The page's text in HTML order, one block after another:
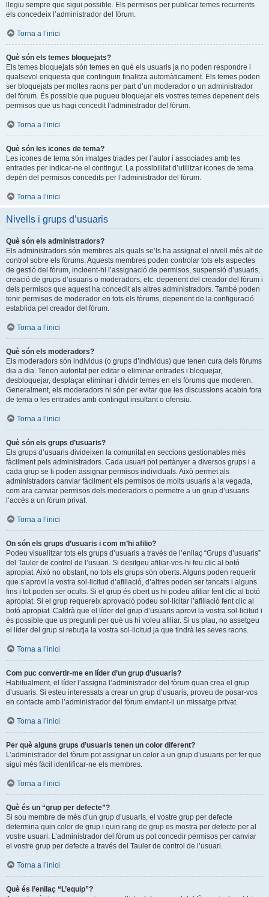
llegiu sempre que sigui possible. Els permisos per publicar temes recurrents
els concedeix l’administrador del fòrum.
Torna a l’inici
Què són els temes bloquejats?
Els temes bloquejats són temes en què els usuaris ja no poden respondre i
qualsevol enquesta que continguin finalitza automàticament. Els temes poden
ser bloquejats per moltes raons per part d’un moderador o un administrador
del fòrum. És possible que pugueu bloquejar els vostres temes depenent dels
permisos que us hagi concedit l’administrador del fòrum.
Torna a l’inici
Què són les icones de tema?
Les icones de tema són imatges triades per l’autor i associades amb les
entrades per indicar-ne el contingut. La possibilitat d’utilitzar icones de tema
depèn del permisos concedits per l’administrador del fòrum.
Torna a l’inici
Nivells i grups d’usuaris
Què són els administradors?
Els administradors són membres als quals se’ls ha assignat el nivell més alt de
control sobre els fòrums. Aquests membres poden controlar tots els aspectes
de gestió del fòrum, incloent-hi l’assignació de permisos, suspensió d’usuaris,
creació de grups d’usuaris o moderadors, etc. depenent del creador del fòrum i
dels permisos que aquest ha concedit als altres administradors. També poden
tenir permisos de moderador en tots els fòrums, depenent de la configuració
establida pel creador del fòrum.
Torna a l’inici
Què són els moderadors?
Els moderadors són individus (o grups d’individus) que tenen cura dels fòrums
dia a dia. Tenen autoritat per editar o eliminar entrades i bloquejar,
desbloquejar, desplaçar eliminar i dividir temes en els fòrums que moderen.
Generalment, els moderadors hi són per evitar que les discussions acabin fora
de tema o les entrades amb contingut insultant o ofensiu.
Torna a l’inici
Què són els grups d’usuaris?
Els grups d’usuaris divideixen la comunitat en seccions gestionables més
fàcilment pels administradors. Cada usuari pot pertànyer a diversos grups i a
cada grup se li poden assignar permisos individuals. Això permet als
administradors canviar fàcilment els permisos de molts usuaris a la vegada,
com ara canviar permisos dels moderadors o permetre a un grup d’usuaris
l’accés a un fòrum privat.
Torna a l’inici
On són els grups d’usuaris i com m’hi afilio?
Podeu visualitzar tots els grups d’usuaris a través de l’enllaç “Grups d’usuaris”
del Tauler de control de l’usuari. Si desitgeu afiliar-vos-hi feu clic al botó
apropiat. Això no obstant, no tots els grups són oberts. Alguns poden requerir
que s’aprovi la vostra sol·licitud d’afiliació, d’altres poden ser tancats i alguns
fins i tot poden ser ocults. Si el grup és obert us hi podeu afiliar fent clic al botó
apropiat. Si el grup requereix aprovació podeu sol·licitar l’afiliació fent clic al
botó apropiat. Caldrà que el líder del grup d’usuaris aprovi la vostra sol·licitud i
és possible que us pregunti per què us hi voleu afiliar. Si us plau, no assetgeu
el líder del grup si rebutja la vostra sol·licitud ja que tindrà les seves raons.
Torna a l’inici
Com puc convertir-me en líder d’un grup d’usuaris?
Habitualment, el líder l’assigna l’administrador del fòrum quan crea el grup
d’usuaris. Si esteu interessats a crear un grup d’usuaris, proveu de posar-vos
en contacte amb l’administrador del fòrum enviant-li un missatge privat.
Torna a l’inici
Per què alguns grups d’usuaris tenen un color diferent?
L’administrador del fòrum pot assignar un color a un grup d’usuaris per fer que
sigui més fàcil identificar-ne els membres.
Torna a l’inici
Què és un “grup per defecte”?
Si sou membre de més d’un grup d’usuaris, el vostre grup per defecte
determina quin color de grup i quin rang de grup es mostra per defecte per al
vostre usuari. L’administrador del fòrum us pot concedir permisos per canviar
el vostre grup per defecte a través del Tauler de control de l’usuari.
Torna a l’inici
Què és l’enllaç “L’equip”?